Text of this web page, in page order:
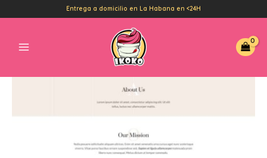
al
Entrega a domicilio en La Habana en <24H
Menu